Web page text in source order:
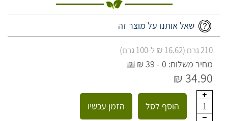
שאל אותנו על מוצר זה
210 גרם (16.62 ₪ ל-100 גרם)
מחיר משלוח: 0 - 39 ₪
34.90 ₪
1 הוסף לסל הזמן עכשיו